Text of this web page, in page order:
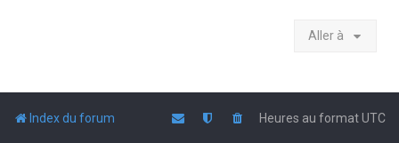
Aller à
Index du forum Heures au formatUTC